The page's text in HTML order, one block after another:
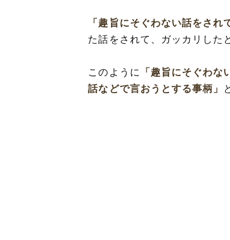
「趣旨にそぐわない話をされ
た話をされて、ガッカリした
このように 「趣旨にそぐわな
話などで言おうとする事柄」